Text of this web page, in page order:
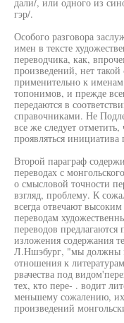
гэр/.
Особого разговора
имен в тексте
переводчика, как,
произведений, нет
применительно к
топонимов, и прежде
передаются в
справочниками. Не
все же следует
проявляться инициатива
Второй параграф
переводах с
о смысловой точности
взгляд, проблему. К
всегда отвечают
переводам
переводов
изложения содержания
Л.Ншэбург, "мы должны
отношения к
рвачества под
тех, кто пере- . водит
меньшему сожалению,
произведений